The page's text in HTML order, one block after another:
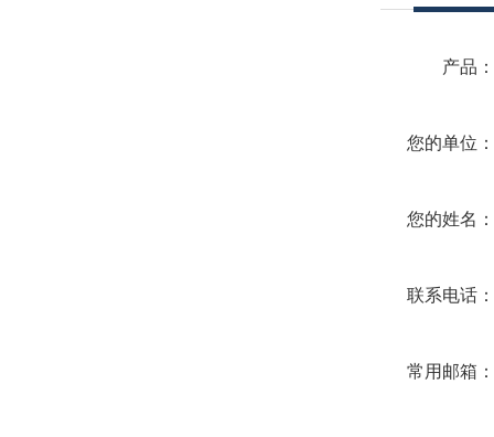
产品
您的单位
您的姓名
联系电话
常用邮箱